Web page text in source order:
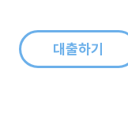
는 세상을 만들기 ..
대출하기